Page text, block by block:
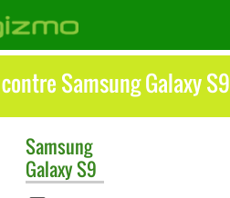
Samsung Galaxy S9
Samsung
Galaxy S9